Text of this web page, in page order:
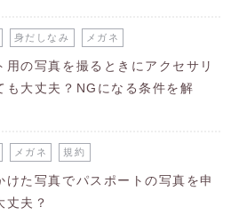
身だしなみ メガネ
用の写真を撮るときにアクセサリ
も大丈夫？NGになる条件を解
メガネ 規約
けた写真でパスポートの写真を申
丈夫？